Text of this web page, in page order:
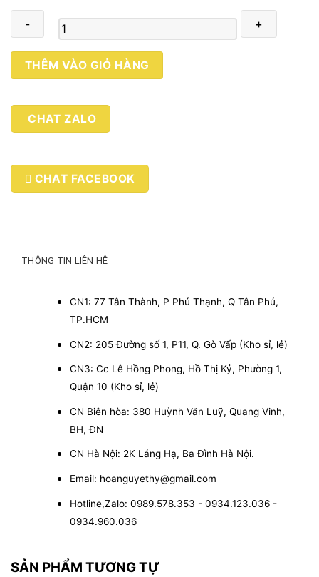
Victory
day
số
lượng
THÊM VÀO GIỎ HÀNG
CHAT ZALO
CHAT FACEBOOK
THÔNG TIN LIÊN HỆ
CN1: 77 Tân Thành, P Phú Thạnh, Q Tân Phú,
TP.HCM
CN2: 205 Đường số 1, P11, Q. Gò Vấp (Kho sỉ, lẻ)
CN3: Cc Lê Hồng Phong, Hồ Thị Kỷ, Phường 1,
Quận 10 (Kho sỉ, lẻ)
CN Biên hòa: 380 Huỳnh Văn Luỹ, Quang Vinh,
BH, ĐN
CN Hà Nội: 2K Láng Hạ, Ba Đình Hà Nội.
Email: hoanguyethy@gmail.com
Hotline,Zalo: 0989.578.353 - 0934.123.036 -
0934.960.036
SẢN PHẨM TƯƠNG TỰ